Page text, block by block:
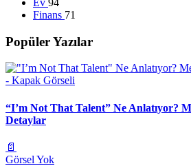
Ev 94
Finans 71
Popüler Yazılar
“I’m Not That Talent” Ne Anlatıyor?
Detaylar
📄
Görsel Yok